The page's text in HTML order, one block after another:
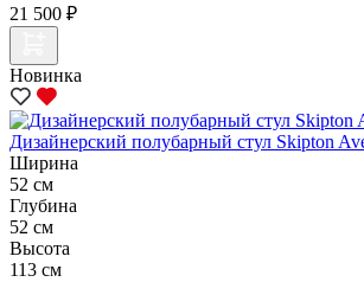
21 500 ₽
Новинка
Дизайнерский полубарный стул Skipton
Ширина
52 см
Глубина
52 см
Высота
113 см